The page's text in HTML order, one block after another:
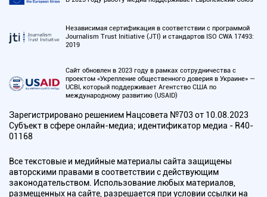
Независимая сертификация в соответствии с программой
Journalism Trust Initiative (JTI) и стандартов ISO CWA 17493:
2019
Сайт обновлен в 2023 году в рамках сотрудничества с
проектом «Укрепление общественного доверия в Украине» —
UCBI, который поддерживает Агентство США по
международному развитию (USAID)
Зарегистрировано решением Нацсовета №703 от 10.08.2023
Субъект в сфере онлайн-медиа; идентификатор медиа - R40-
01168
Все текстовые и медийные материалы сайта защищены
авторскими правами в соответствии с действующим
законодательством. Использование любых материалов,
размещенных на сайте, разрешается при условии ссылки на